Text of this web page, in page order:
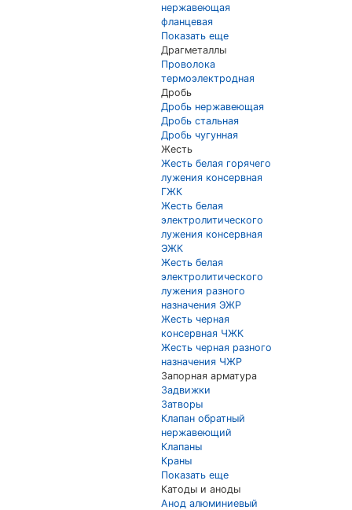
нержавеющая
фланцевая
Показать еще
Драгметаллы
Проволока
термоэлектродная
Дробь
Дробь нержавеющая
Дробь стальная
Дробь чугунная
Жесть
Жесть белая горячего
лужения консервная
ГЖК
Жесть белая
электролитического
лужения консервная
ЭЖК
Жесть белая
электролитического
лужения разного
назначения ЭЖР
Жесть черная
консервная ЧЖК
Жесть черная разного
назначения ЧЖР
Запорная арматура
Задвижки
Затворы
Клапан обратный
нержавеющий
Клапаны
Краны
Показать еще
Катоды и аноды
Анод алюминиевый